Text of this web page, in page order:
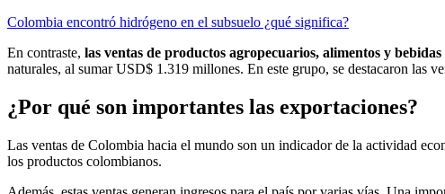
Colombia encontró hidrógeno en el subsuelo ¿qué significa?
En contraste, las ventas de productos agropecuarios, alimentos y
naturales, al sumar USD$ 1.319 millones. En este grupo, se destacaron las
¿Por qué son importantes las exportaciones?
Las ventas de Colombia hacia el mundo son un indicador de la actividad
los productos colombianos.